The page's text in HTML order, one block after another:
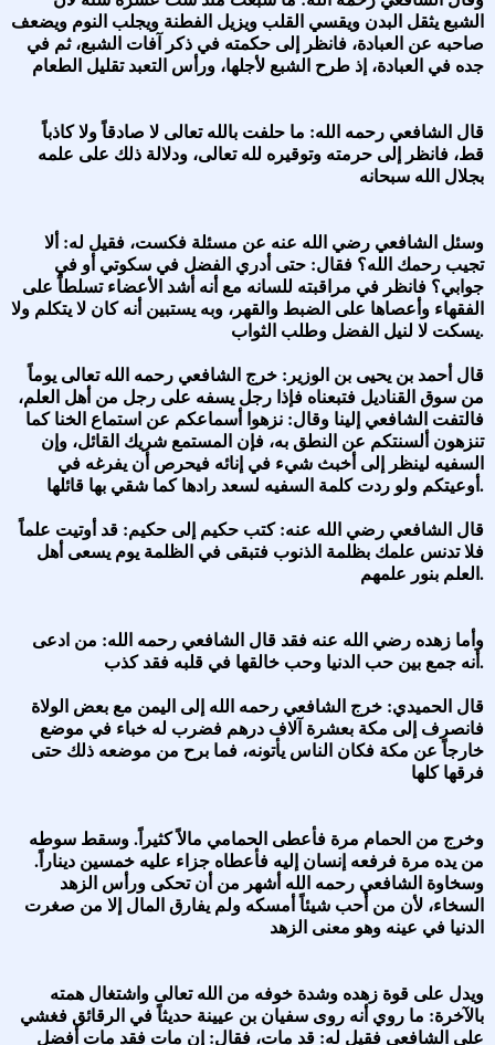
الشبع يثقل البدن ويقسي القلب ويزيل الفطنة ويجلب النوم ويضعف
صاحبه عن العبادة، فانظر إلى حكمته في ذكر آفات الشبع، ثم في
جده في العبادة، إذ طرح الشبع لأجلها، ورأس التعبد تقليل الطعام
قال الشافعي رحمه الله: ما حلفت بالله تعالى لا صادقاً ولا كاذباً
قط، فانظر إلى حرمته وتوقيره لله تعالى، ودلالة ذلك على علمه
بجلال الله سبحانه
وسئل الشافعي رضي الله عنه عن مسئلة فكست، فقيل له: ألا
تجيب رحمك الله؟ فقال: حتى أدري الفضل في سكوتي أو في
جوابي؟ فانظر في مراقبته للسانه مع أنه أشد الأعضاء تسلطاً على
الفقهاء وأعصاها على الضبط والقهر، وبه يستبين أنه كان لا يتكلم ولا
يسكت لا لنيل الفضل وطلب الثواب.
قال أحمد بن يحيى بن الوزير: خرج الشافعي رحمه الله تعالى يوماً
من سوق القناديل فتبعناه فإذا رجل يسفه على رجل من أهل العلم،
فالتفت الشافعي إلينا وقال: نزهوا أسماعكم عن استماع الخنا كما
تنزهون ألسنتكم عن النطق به، فإن المستمع شريك القائل، وإن
السفيه لينظر إلى أخبث شيء في إنائه فيحرص أن يفرغه في
أوعيتكم ولو ردت كلمة السفيه لسعد رادها كما شقي بها قائلها.
قال الشافعي رضي الله عنه: كتب حكيم إلى حكيم: قد أوتيت علماً
فلا تدنس علمك بظلمة الذنوب فتبقى في الظلمة يوم يسعى أهل
العلم بنور علمهم.
وأما زهده رضي الله عنه فقد قال الشافعي رحمه الله: من ادعى
أنه جمع بين حب الدنيا وحب خالقها في قلبه فقد كذب.
قال الحميدي: خرج الشافعي رحمه الله إلى اليمن مع بعض الولاة
فانصرف إلى مكة بعشرة آلاف درهم فضرب له خباء في موضع
خارجاً عن مكة فكان الناس يأتونه، فما برح من موضعه ذلك حتى
فرقها كلها
وخرج من الحمام مرة فأعطى الحمامي مالاً كثيراً. وسقط سوطه
من يده مرة فرفعه إنسان إليه فأعطاه جزاء عليه خمسين ديناراً.
وسخاوة الشافعي رحمه الله أشهر من أن تحكى ورأس الزهد
السخاء، لأن من أحب شيئاً أمسكه ولم يفارق المال إلا من صغرت
الدنيا في عينه وهو معنى الزهد
ويدل على قوة زهده وشدة خوفه من الله تعالى واشتغال همته
بالآخرة: ما روي أنه روى سفيان بن عيينة حديثاً في الرقائق فغشي
على الشافعي فقيل له: قد مات، فقال: إن مات فقد مات أفضل